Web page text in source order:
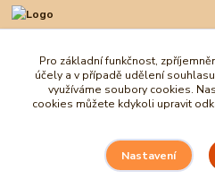
+420 727 972 830
obchod@ostrovherahlavolamu.cz
Pro základní funkčnost,
účely a v případě udělení
využíváme soubory cookies.
cookies můžete kdykoli upravit
Nastavení